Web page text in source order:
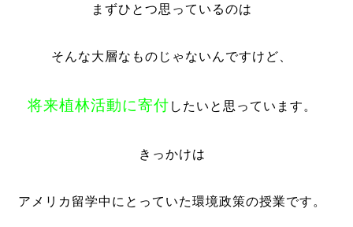
まずひとつ思っているのは
そんな大層なものじゃないんですけど、
将来植林活動に寄付 したいと思っています。
きっかけは
アメリカ留学中にとっていた環境政策の授業です。